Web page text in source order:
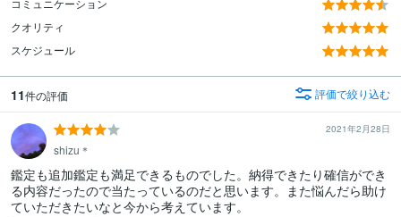
コミュニケーション
クオリティ
スケジュール
11件の評価 評価で絞り込む
2021年2月28日
shizu＊
鑑定も追加鑑定も満足できるものでした。納得できたり確信ができ
る内容だったので当たっているのだと思います。また悩んだら助け
ていただきたいなと今から考えています。